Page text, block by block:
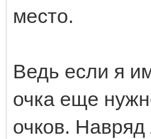
место.
Ведь если я
очка еще
очков. Навряд